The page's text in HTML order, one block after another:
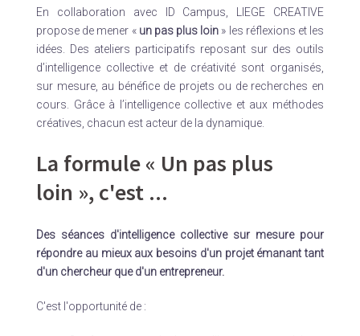
En collaboration avec ID Campus, LIEGE CREATIVE
propose de mener « un pas plus loin » les réflexions et les
idées. Des ateliers participatifs reposant sur des outils
d’intelligence collective et de créativité sont organisés,
sur mesure, au bénéfice de projets ou de recherches en
cours. Grâce à l’intelligence collective et aux méthodes
créatives, chacun est acteur de la dynamique.
La formule « Un pas plus
loin », c'est ...
Des séances d'intelligence collective sur mesure pour
répondre au mieux aux besoins d'un projet émanant tant
d'un chercheur que d'un entrepreneur.
C'est l'opportunité de :